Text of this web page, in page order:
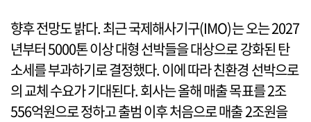
향후 전망도 밝다. 최근 국제해사기구(IMO)는 오는 2027
년부터 5000톤 이상 대형 선박들을 대상으로 강화된 탄
소세를 부과하기로 결정했다. 이에 따라 친환경 선박으로
의 교체 수요가 기대된다. 회사는 올해 매출 목표를 2조
556억원으로 정하고 출범 이후 처음으로 매출 2조원을